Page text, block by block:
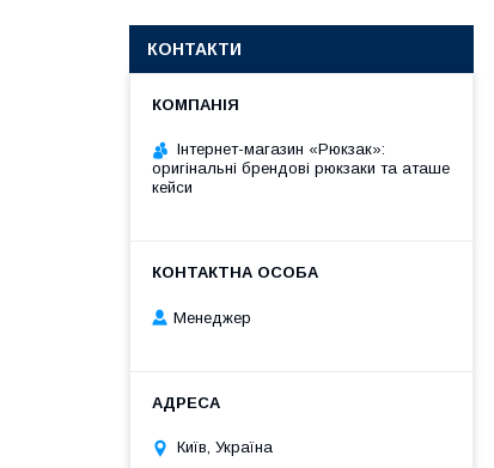
КОНТАКТИ
Інтернет-магазин «Рюкзак»:
оригінальні брендові рюкзаки та аташе
кейси
Менеджер
Київ, Україна